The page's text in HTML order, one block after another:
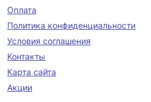
Оплата
Политика конфиденциальности
Условия соглашения
Контакты
Карта сайта
Акции